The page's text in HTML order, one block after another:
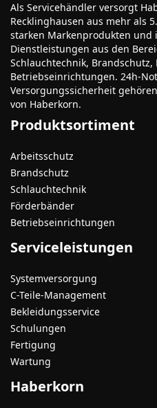
Als Servicehändler versorgt
Recklinghausen aus mehr als
starken Markenprodukten und
Dienstleistungen aus den
Schlauchtechnik,
Betriebseinrichtungen. 24h-
Versorgungssicherheit
von Haberkorn.
Produktsortiment
Arbeitsschutz
Brandschutz
Schlauchtechnik
Förderbänder
Betriebseinrichtungen
Serviceleistungen
Systemversorgung
C-Teile-Management
Bekleidungsservice
Schulungen
Fertigung
Wartung
Haberkorn